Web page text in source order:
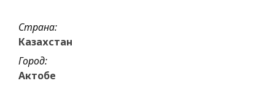
Страна:
Казахстан
Город:
Актобе